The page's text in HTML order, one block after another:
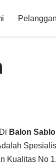
Di Balon
Kualitas No 1.